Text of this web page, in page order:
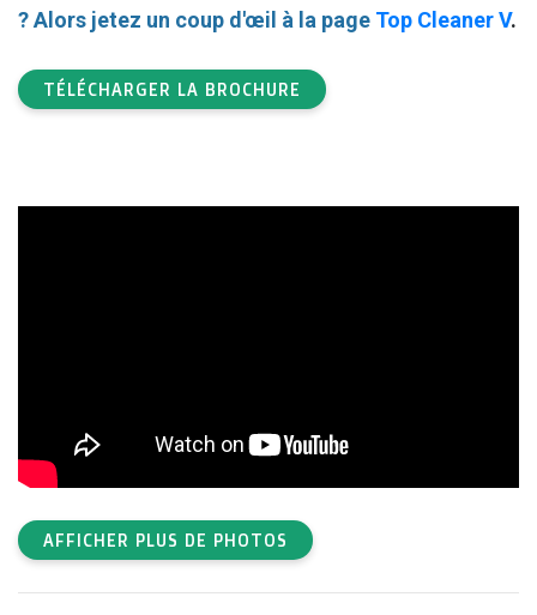
? Alors jetez un coup d'œil à la page Top Cleaner V.
TÉLÉCHARGER LA BROCHURE
AFFICHER PLUS DE PHOTOS